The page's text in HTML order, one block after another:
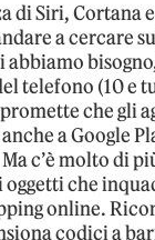
di Siri, Cortana
a cercare
telefono (10 e
promette che gli
a Google
c’è molto di
che
online.
codici a